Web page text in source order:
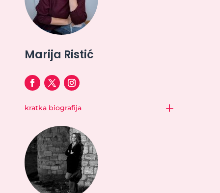
Marija Ristić
kratka biografija